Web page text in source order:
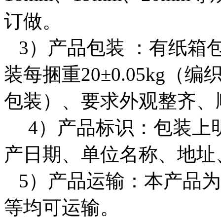
订做。
3）产品包装 ：有纸箱
装每捆重20±0.05kg（编
包装）、要求外观整齐
4）产品标识：包装上
产日期、单位名称、地
5）产品运输：本产品
等均可运输。